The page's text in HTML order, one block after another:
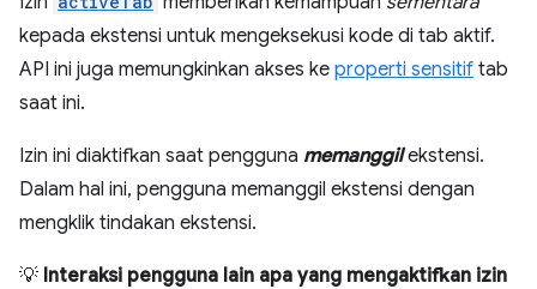
kepada ekstensi untuk mengeksekusi kode di tab aktif.
API ini juga memungkinkan akses ke properti sensitif tab
saat ini.
Izin ini diaktifkan saat pengguna memanggilekstensi.
Dalam hal ini, pengguna memanggil ekstensi dengan
mengklik tindakan ekstensi.
💡 Interaksi pengguna lain apa yang mengaktifkan izin